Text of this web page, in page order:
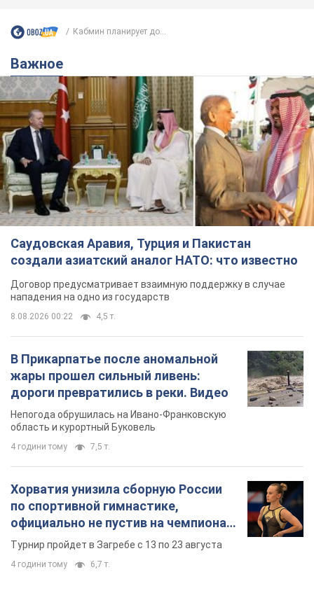
Кабмин планирует до...
Важное
Саудовская Аравия, Турция и Пакистан
создали азиатский аналог НАТО: что известно
Договор предусматривает взаимную поддержку в случае
нападения на одно из государств
8.08.2026 00:22 4,5 т.
В Прикарпатье после аномальной
жары прошел сильный ливень:
дороги превратились в реки. Видео
Непогода обрушилась на Ивано-Франковскую
область и курортный Буковель
4 години тому 7,5 т.
Хорватия унизила сборную России
по спортивной гимнастике,
официально не пустив на чемпионат
Европы основных спортсменов
Турнир пройдет в Загребе с 13 по 23 августа
4 години тому 6,7 т.